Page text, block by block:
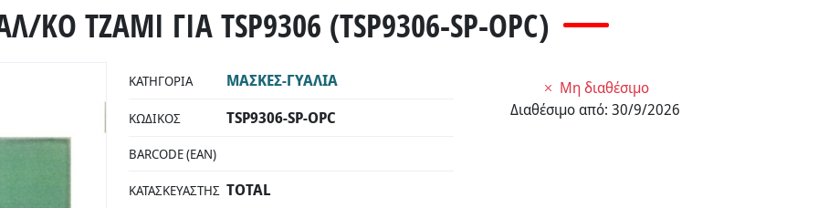
ΚΟ ΤΖΑΜΙ ΓΙΑ TSP9306 (TSP9306-SP-OPC)
ΚΑΤΗΓΟΡΊΑ ΜΑΣΚΕΣ-ΓΥΑΛΙΑ
ΚΩΔΙΚΌΣ TSP9306-SP-OPC
BARCODE (EAN)
ΚΑΤΑΣΚΕΥΑΣΤΉΣ TOTAL
Μη διαθέσιμο
Διαθέσιμο από: 30/9/2026